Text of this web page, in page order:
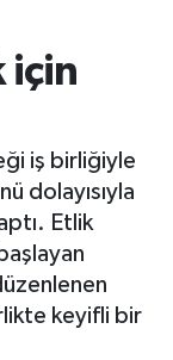
için
iş birliğiyle
dolayısıyla
Etlik
keyifli bir